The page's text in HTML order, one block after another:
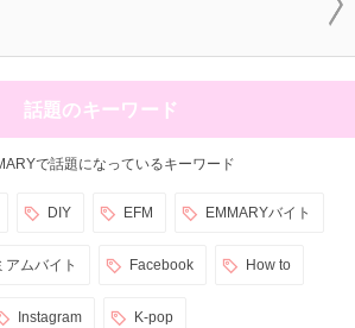
話題のキーワード
で話題になっているキーワード
DIY EFM EMMARYバイト
アムバイト Facebook How to
Instagram K-pop